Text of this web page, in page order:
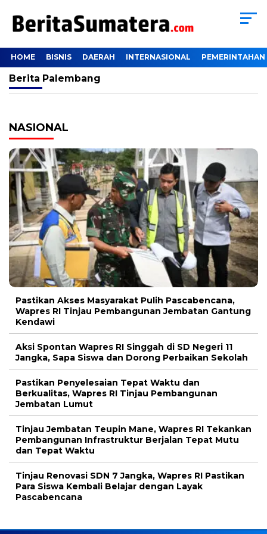
HOME BISNIS DAERAH INTERNASIONAL PEMERINTAHAN
Berita Palembang
NASIONAL
Pastikan Akses Masyarakat Pulih Pascabencana,
Wapres RI Tinjau Pembangunan Jembatan Gantung
Kendawi
Aksi Spontan Wapres RI Singgah di SD Negeri 11
Jangka, Sapa Siswa dan Dorong Perbaikan Sekolah
Pastikan Penyelesaian Tepat Waktu dan
Berkualitas, Wapres RI Tinjau Pembangunan
Jembatan Lumut
Tinjau Jembatan Teupin Mane, Wapres RI Tekankan
Pembangunan Infrastruktur Berjalan Tepat Mutu
dan Tepat Waktu
Tinjau Renovasi SDN 7 Jangka, Wapres RI Pastikan
Para Siswa Kembali Belajar dengan Layak
Pascabencana